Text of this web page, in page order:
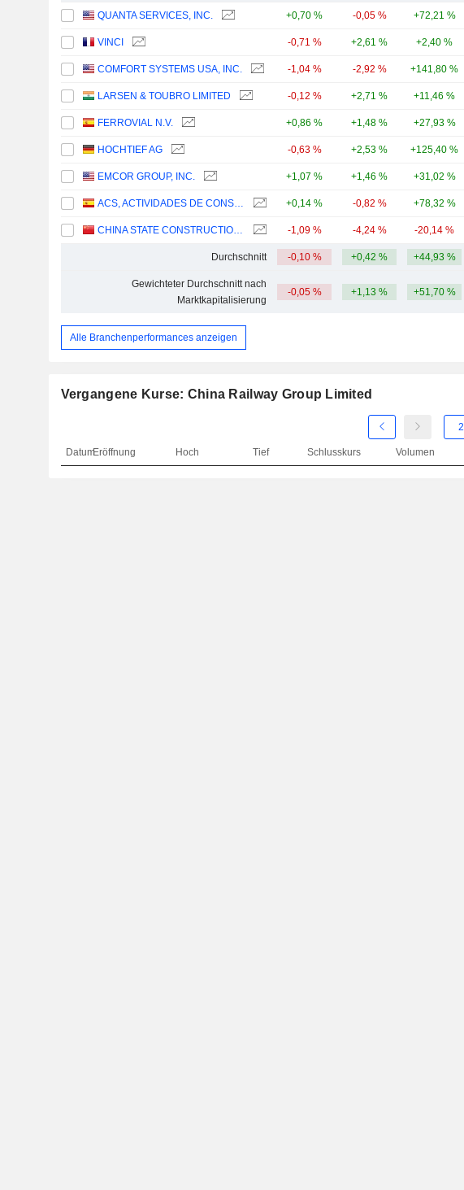
QUANTA SERVICES, INC. +0,70 % -0,05 % +72,21 %
VINCI -0,71 % +2,61 % +2,40 %
COMFORT SYSTEMS USA, INC. -1,04 % -2,92 % +141,80 %
LARSEN & TOUBRO LIMITED -0,12 % +2,71 % +11,46 %
FERROVIAL N.V. +0,86 % +1,48 % +27,93 %
HOCHTIEF AG -0,63 % +2,53 % +125,40 %
EMCOR GROUP, INC. +1,07 % +1,46 % +31,02 %
ACS, ACTIVIDADES DE CONSTRUCCIÓN Y SERVICIOS, S.A. +0,14 % -0,82 % +78,32 %
CHINA STATE CONSTRUCTION ENGINEERING CORPORATION LIMITED -1,09 % -4,24 % -20,14 %
Durchschnitt -0,10 % +0,42 % +44,93 %
Gewichteter Durchschnitt nach
Marktkapitalisierung
-0,05 % +1,13 % +51,70 %
Alle Branchenperformances anzeigen
Vergangene Kurse: China Railway Group Limited
DatumEröffnung Hoch Tief Schlusskurs Volumen